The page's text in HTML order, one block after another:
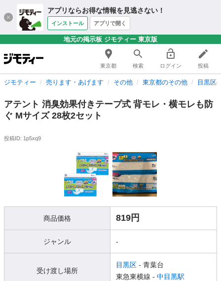
アプリならお得な情報を見逃さない！
インストール アプリで開く
地元の掲示板 ジモティー 東京版
東京都 検索 ログイン 投稿
ジモティー 売ります・あげます その他 東京都のその他 目黒区
アテント 消臭効果付きテープ式 背モレ・横モレも防
ぐ Mサイズ 28枚2セット
投稿ID: 1p5xq9
商品価格 819円
ジャンル -
受け渡し場所
目黒区 - 青葉台
東急東横線 - 中目黒駅